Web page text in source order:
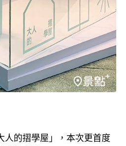
人的摺學屋」，本次更首度